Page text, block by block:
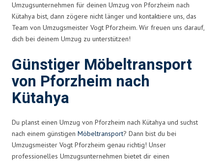
Umzugsunternehmen für deinen Umzug von Pforzheim nach
Kütahya bist, dann zögere nicht länger und kontaktiere uns, das
Team von Umzugsmeister Vogt Pforzheim. Wir freuen uns darauf,
dich bei deinem Umzug zu unterstützen!
Günstiger Möbeltransport
von Pforzheim nach
Kütahya
Du planst einen Umzug von Pforzheim nach Kütahya und suchst
nach einem günstigen Möbeltransport? Dann bist du bei
Umzugsmeister Vogt Pforzheim genau richtig! Unser
professionelles Umzugsunternehmen bietet dir einen